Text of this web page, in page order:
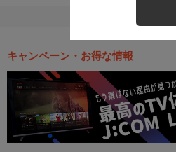
キャンペーン・お得な情報